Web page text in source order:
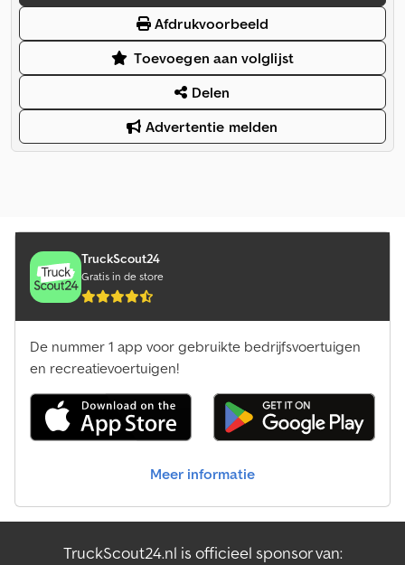
Afdrukvoorbeeld
Toevoegen aan volglijst
Delen
Advertentie melden
TruckScout24
Gratis in de store
De nummer 1 app voor gebruikte bedrijfsvoertuigen
en recreatievoertuigen!
Meer informatie
TruckScout24.nl is officieel sponsor van: